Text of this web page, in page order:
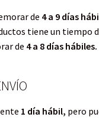
de 4 a 9 días
tiene un tiempo
de 4 a 8 días hábiles.
1 día hábil, pero